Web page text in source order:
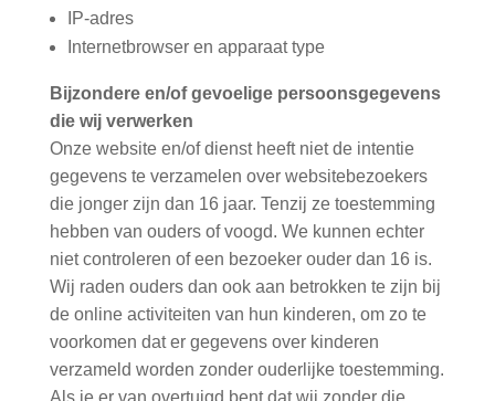
IP-adres
Internetbrowser en apparaat type
Bijzondere en/of gevoelige persoonsgegevens
die wij verwerken
Onze website en/of dienst heeft niet de intentie
gegevens te verzamelen over websitebezoekers
die jonger zijn dan 16 jaar. Tenzij ze toestemming
hebben van ouders of voogd. We kunnen echter
niet controleren of een bezoeker ouder dan 16 is.
Wij raden ouders dan ook aan betrokken te zijn bij
de online activiteiten van hun kinderen, om zo te
voorkomen dat er gegevens over kinderen
verzameld worden zonder ouderlijke toestemming.
Als je er van overtuigd bent dat wij zonder die